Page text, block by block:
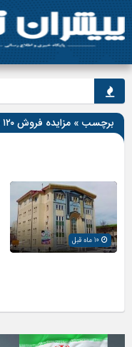
استان اردبیل